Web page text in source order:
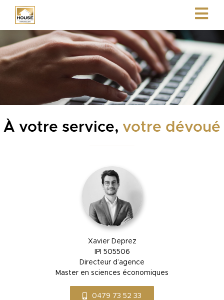
À votre service, votre dévoué
Xavier Deprez
IPI 505506
Directeur d’agence
Master en sciences économiques
0479 73 52 33